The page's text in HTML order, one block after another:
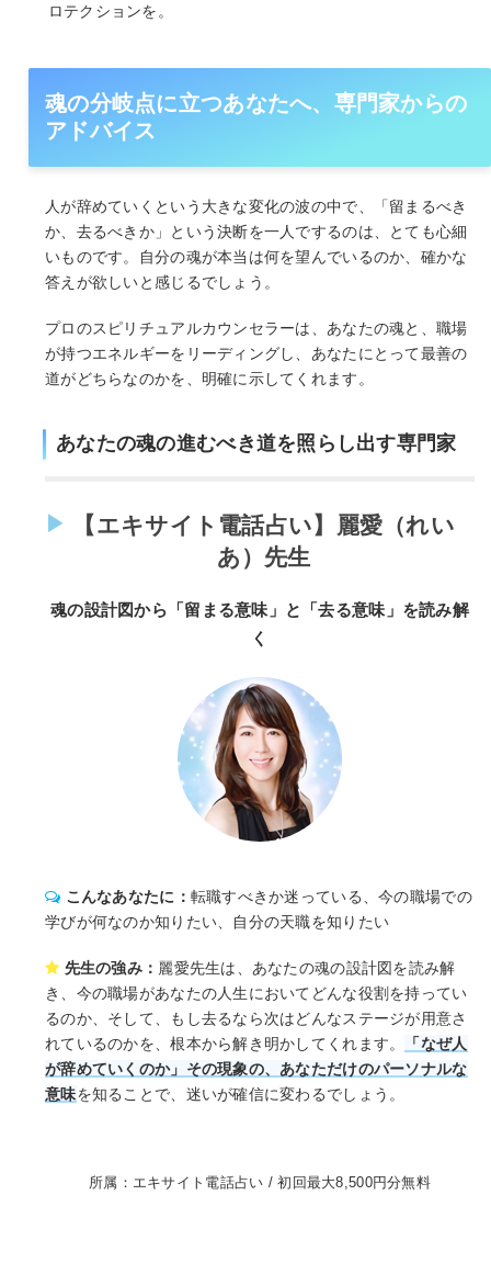
ロテクションを。
魂の分岐点に立つあなたへ、専門家からの
アドバイス
人が辞めていくという大きな変化の波の中で、「留まるべき
か、去るべきか」という決断を一人でするのは、とても心細
いものです。自分の魂が本当は何を望んでいるのか、確かな
答えが欲しいと感じるでしょう。
プロのスピリチュアルカウンセラーは、あなたの魂と、職場
が持つエネルギーをリーディングし、あなたにとって最善の
道がどちらなのかを、明確に示してくれます。
あなたの魂の進むべき道を照らし出す専門家
【エキサイト電話占い】麗愛（れい
あ）先生
魂の設計図から「留まる意味」と「去る意味」を読み解
く
こんなあなたに： 転職すべきか迷っている、今の職場での
学びが何なのか知りたい、自分の天職を知りたい
先生の強み： 麗愛先生は、あなたの魂の設計図を読み解
き、今の職場があなたの人生においてどんな役割を持ってい
るのか、そして、もし去るなら次はどんなステージが用意さ
れているのかを、根本から解き明かしてくれます。
「なぜ人
が辞めていくのか」その現象の、あなただけのパーソナルな
意味を知ることで、迷いが確信に変わるでしょう。
所属：エキサイト電話占い / 初回最大8,500円分無料